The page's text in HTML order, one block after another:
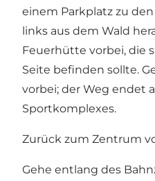
einem Parkplatz zu
links aus dem Wald
Feuerhütte vorbei, die
Seite befinden sollte.
vorbei; der Weg endet
Sportkomplexes.
Zurück zum Zentrum
Gehe entlang des